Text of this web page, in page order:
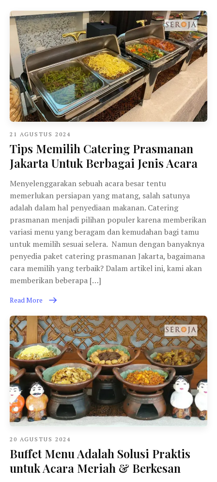
21 AGUSTUS 2024
Tips Memilih Catering Prasmanan
Jakarta Untuk Berbagai Jenis Acara
Menyelenggarakan sebuah acara besar tentu
memerlukan persiapan yang matang, salah satunya
adalah dalam hal penyediaan makanan. Catering
prasmanan menjadi pilihan populer karena memberikan
variasi menu yang beragam dan kemudahan bagi tamu
untuk memilih sesuai selera. Namun dengan banyaknya
penyedia paket catering prasmanan Jakarta, bagaimana
cara memilih yang terbaik? Dalam artikel ini, kami akan
memberikan beberapa […]
Read More
20 AGUSTUS 2024
Buffet Menu Adalah Solusi Praktis
untuk Acara Meriah & Berkesan